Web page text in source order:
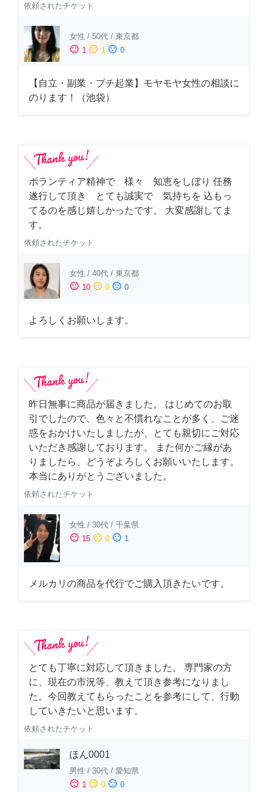
依頼されたチケット
女性 / 50代 / 東京都
sentiment_satisfied 1 sentiment_neutral 1 sentiment_dissatisfied 0
【自立・副業・プチ起業】モヤモヤ女性の相談に
のります！（池袋）
ボランティア精神で 様々 知恵をしぼり 任務
遂行して頂き とても誠実で 気持ちを 込もっ
てるのを感じ嬉しかったです。 大変感謝してま
す。
依頼されたチケット
女性 / 40代 / 東京都
sentiment_satisfied 10 sentiment_neutral 0 sentiment_dissatisfied 0
よろしくお願いします。
昨日無事に商品が届きました。 はじめてのお取
引でしたので、色々と不慣れなことが多く、ご迷
惑をおかけいたしましたが、とても親切にご対応
いただき感謝しております。 また何かご縁があ
りましたら、どうぞよろしくお願いいたします。
本当にありがとうございました。
依頼されたチケット
女性 / 30代 / 千葉県
sentiment_satisfied 15 sentiment_neutral 0 sentiment_dissatisfied 1
メルカリの商品を代行でご購入頂きたいです。
とても丁寧に対応して頂きました。 専門家の方
に、現在の市況等、教えて頂き参考になりまし
た。今回教えてもらったことを参考にして、行動
していきたいと思います。
依頼されたチケット
ほん0001
男性 / 30代 / 愛知県
sentiment_satisfied 1 sentiment_neutral 0 sentiment_dissatisfied 0